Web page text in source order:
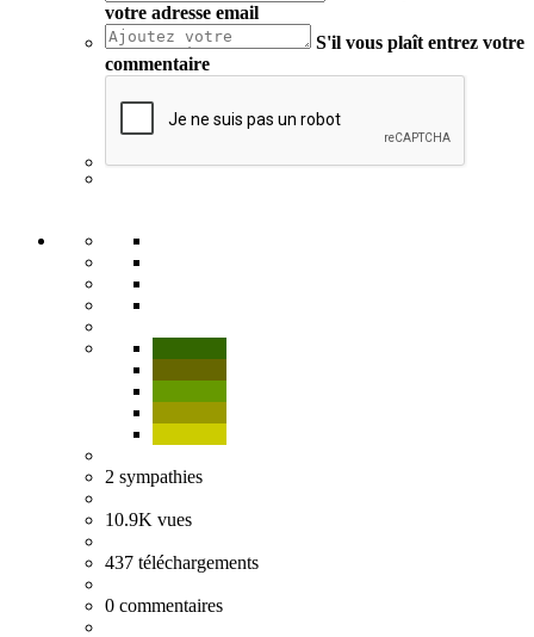
votre adresse email
S'il vous plaît entrez votre
commentaire
2 sympathies
10.9K vues
437 téléchargements
0 commentaires